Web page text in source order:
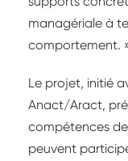
managériale à
comportement.
Le projet, initié
Anact/Aract,
compétences
peuvent